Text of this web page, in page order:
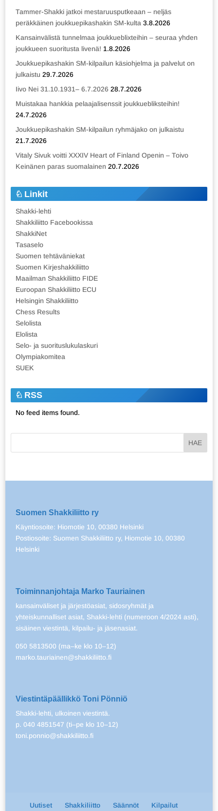
Tammer-Shakki jatkoi mestaruusputkeaan – neljäs
peräkkäinen joukkuepikashakin SM-kulta 3.8.2026
Kansainvälistä tunnelmaa joukkueblixteihin – seuraa yhden
joukkueen suoritusta livenä! 1.8.2026
Joukkuepikashakin SM-kilpailun käsiohjelma ja palvelut on
julkaistu 29.7.2026
Iivo Nei 31.10.1931– 6.7.2026 28.7.2026
Muistakaa hankkia pelaajalisenssit joukkuebliksteihin!
24.7.2026
Joukkuepikashakin SM-kilpailun ryhmäjako on julkaistu
21.7.2026
Vitaly Sivuk voitti XXXIV Heart of Finland Openin – Toivo
Keinänen paras suomalainen 20.7.2026
Linkit
Shakki-lehti
Shakkiliitto Facebookissa
ShakkiNet
Tasaselo
Suomen tehtäväniekat
Suomen Kirjeshakkiliitto
Maailman Shakkiliitto FIDE
Euroopan Shakkiliitto ECU
Helsingin Shakkiliitto
Chess Results
Selolista
Elolista
Selo- ja suorituslukulaskuri
Olympiakomitea
SUEK
RSS
No feed items found.
Suomen Shakkiliitto ry
Käyntiosoite: Hiomotie 10, 00380 Helsinki
Postiosoite: Suomen Shakkiliitto ry, Hiomotie 10, 00380
Helsinki
Toiminnanjohtaja Marko Tauriainen
kansainväliset ja järjestöasiat, sidosryhmät ja
yhteiskunnalliset asiat, Shakki-lehti (numeroon 4/2024 asti),
sisäinen viestintä, kilpailu- ja jäsenasiat.
050 5813500 (ma–ke klo 10–12)
marko.tauriainen@shakkiliitto.fi
Viestintäpäällikkö Toni Pönniö
Shakki-lehti, ulkoinen viestintä.
p. 040 4851547 (ti–pe klo 10–12)
toni.ponnio@shakkiliitto.fi
Uutiset Shakkiliitto Säännöt Kilpailut